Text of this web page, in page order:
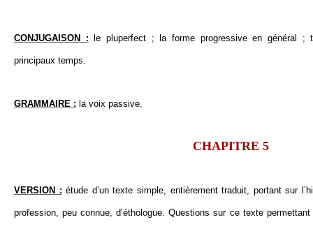
CONJUGAISON : le pluperfect ; la forme progressive en général ;
principaux temps.
GRAMMAIRE : la voix passive.
CHAPITRE 5
VERSION : étude d’un texte simple, entièrement traduit, portant sur
profession, peu connue, d’éthologue. Questions sur ce texte